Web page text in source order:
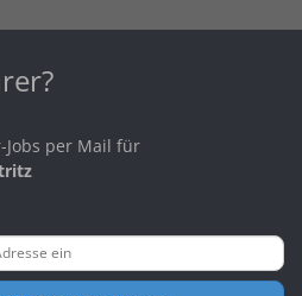
Jobs per Mail für